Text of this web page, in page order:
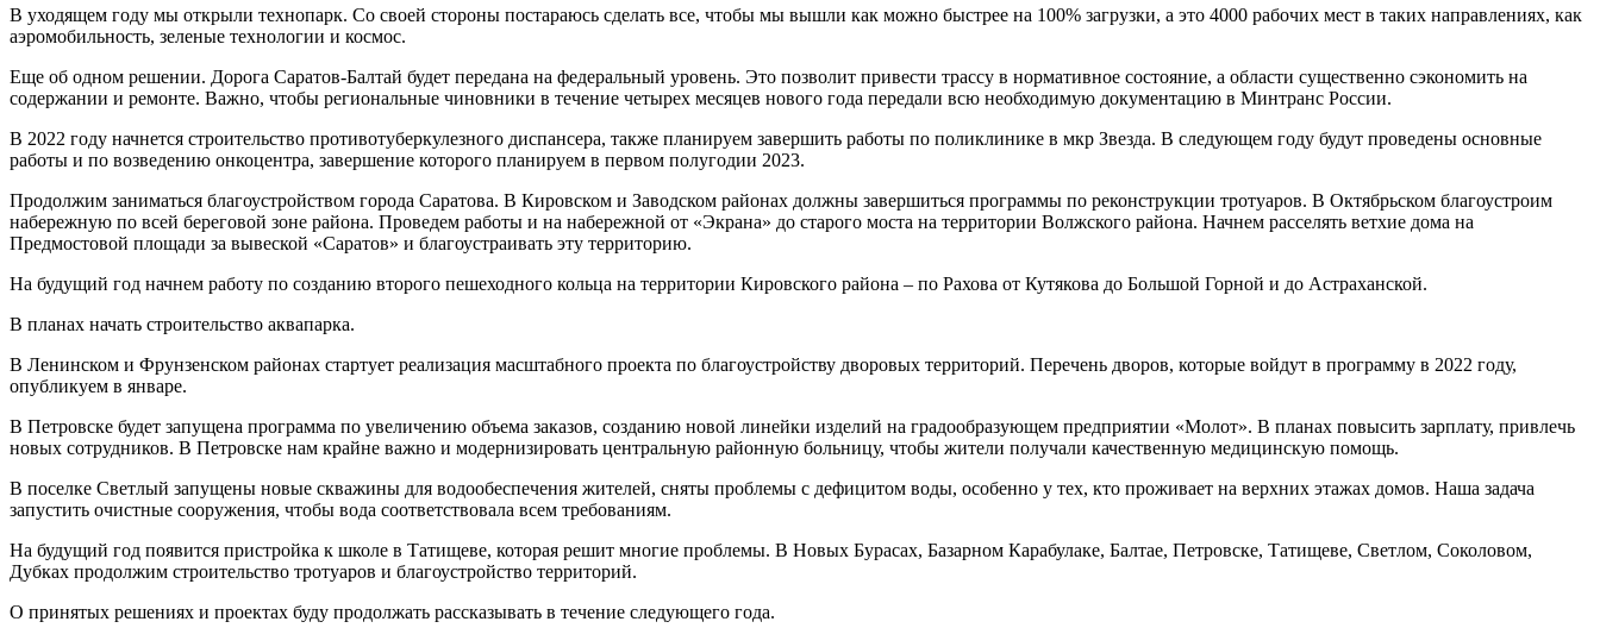
В уходящем году мы открыли технопарк. Со своей стороны постараюсь сделать все, чтобы мы вышли как можно быстрее на 100% загрузки, а это 4000 рабочих мест в таких направлениях, как
аэромобильность, зеленые технологии и космос.
Еще об одном решении. Дорога Саратов-Балтай будет передана на федеральный уровень. Это позволит привести трассу в нормативное состояние, а области существенно сэкономить на
содержании и ремонте. Важно, чтобы региональные чиновники в течение четырех месяцев нового года передали всю необходимую документацию в Минтранс России.
В 2022 году начнется строительство противотуберкулезного диспансера, также планируем завершить работы по поликлинике в мкр Звезда. В следующем году будут проведены основные
работы и по возведению онкоцентра, завершение которого планируем в первом полугодии 2023.
Продолжим заниматься благоустройством города Саратова. В Кировском и Заводском районах должны завершиться программы по реконструкции тротуаров. В Октябрьском благоустроим
набережную по всей береговой зоне района. Проведем работы и на набережной от «Экрана» до старого моста на территории Волжского района. Начнем расселять ветхие дома на
Предмостовой площади за вывеской «Саратов» и благоустраивать эту территорию.
На будущий год начнем работу по созданию второго пешеходного кольца на территории Кировского района – по Рахова от Кутякова до Большой Горной и до Астраханской.
В планах начать строительство аквапарка.
В Ленинском и Фрунзенском районах стартует реализация масштабного проекта по благоустройству дворовых территорий. Перечень дворов, которые войдут в программу в 2022 году,
опубликуем в январе.
В Петровске будет запущена программа по увеличению объема заказов, созданию новой линейки изделий на градообразующем предприятии «Молот». В планах повысить зарплату, привлечь
новых сотрудников. В Петровске нам крайне важно и модернизировать центральную районную больницу, чтобы жители получали качественную медицинскую помощь.
В поселке Светлый запущены новые скважины для водообеспечения жителей, сняты проблемы с дефицитом воды, особенно у тех, кто проживает на верхних этажах домов. Наша задача
запустить очистные сооружения, чтобы вода соответствовала всем требованиям.
На будущий год появится пристройка к школе в Татищеве, которая решит многие проблемы. В Новых Бурасах, Базарном Карабулаке, Балтае, Петровске, Татищеве, Светлом, Соколовом,
Дубках продолжим строительство тротуаров и благоустройство территорий.
О принятых решениях и проектах буду продолжать рассказывать в течение следующего года.